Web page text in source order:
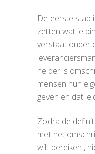
De eerste stap
zetten wat je
verstaat onder
helder is
mensen hun
geven en dat
Zodra de
met het
wilt bereiken ,